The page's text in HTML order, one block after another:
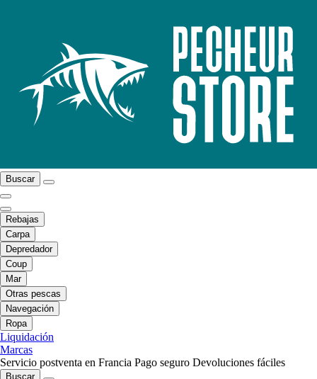
Buscar
Rebajas
Carpa
Depredador
Coup
Mar
Otras pescas
Navegación
Ropa
Liquidación
Marcas
Servicio postventa en Francia Pago seguro Devoluciones fáciles
Buscar